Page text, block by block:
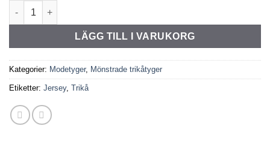
Joggingtyg - Blå med blommor mängd
LÄGG TILL I VARUKORG
Kategorier: Modetyger, Mönstrade trikåtyger
Etiketter: Jersey, Trikå